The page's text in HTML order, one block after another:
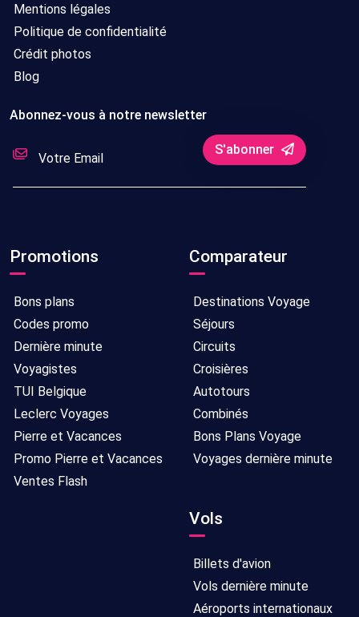
Mentions légales
Politique de confidentialité
Crédit photos
Blog
Abonnez-vous à notre newsletter
S'abonner
Promotions
Bons plans
Codes promo
Dernière minute
Voyagistes
TUI Belgique
Leclerc Voyages
Pierre et Vacances
Promo Pierre et Vacances
Ventes Flash
Comparateur
Destinations Voyage
Séjours
Circuits
Croisières
Autotours
Combinés
Bons Plans Voyage
Voyages dernière minute
Vols
Billets d'avion
Vols dernière minute
Aéroports internationaux